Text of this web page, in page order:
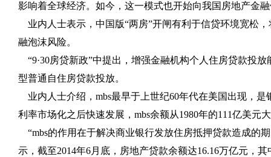
影响着全球经济。如今，这一模式也开始向我国房地产金
业内人士表示，中国版“两房”开闸有利于信贷环境宽松
融泡沫风险。
“9·30房贷新政”中提出，增强金融机构个人住房贷款投
型普通自住房贷款投放。
业内人士介绍， mbs最早于上世纪60年代在美国出现，是
利率市场化之后快速发展， mbs余额从1980年的111亿美元
“mbs的作用在于解决商业银行发放住房抵押贷款造成的
示，截至2014年6月底，房地产贷款余额达16.16万亿元，其